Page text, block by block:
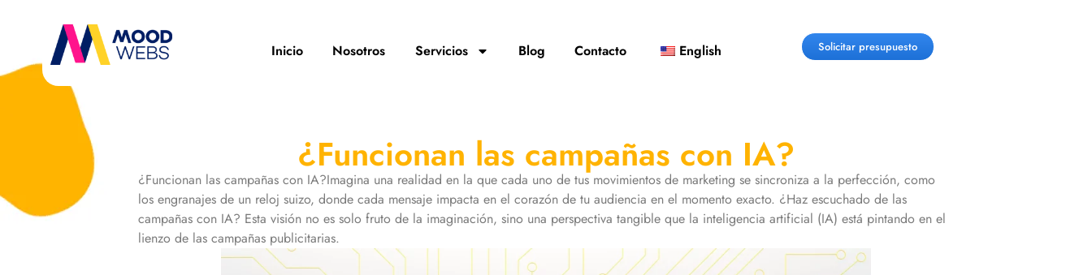
Inicio Nosotros Servicios Blog Contacto English Solicitar presupuesto
¿Funcionan las campañas con IA?
¿Funcionan las campañas con IA?Imagina una realidad en la que cada uno de tus movimientos de marketing se sincroniza a la perfección, como
los engranajes de un reloj suizo, donde cada mensaje impacta en el corazón de tu audiencia en el momento exacto. ¿Haz escuchado de las
campañas con IA? Esta visión no es solo fruto de la imaginación, sino una perspectiva tangible que la inteligencia artificial (IA) está pintando en el
lienzo de las campañas publicitarias.